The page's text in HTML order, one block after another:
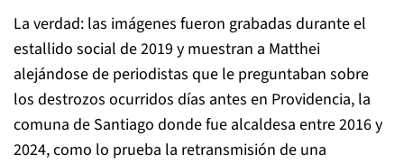
La verdad: las imágenes fueron grabadas durante el
estallido social de 2019 y muestran a Matthei
alejándose de periodistas que le preguntaban sobre
los destrozos ocurridos días antes en Providencia, la
comuna de Santiago donde fue alcaldesa entre 2016 y
2024, como lo prueba la retransmisión de una